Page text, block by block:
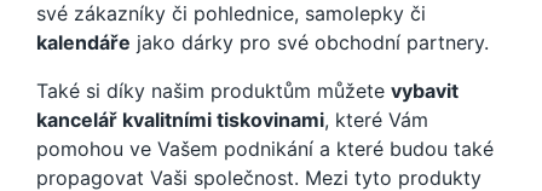
své zákazníky či pohlednice, samolepky či
kalendáře jako dárky pro své obchodní partnery.
Také si díky našim produktům můžete vybavit
kancelář kvalitními tiskovinami, které Vám
pomohou ve Vašem podnikání a které budou také
propagovat Vaši společnost. Mezi tyto produkty